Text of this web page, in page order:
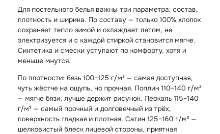
Для постельного белья важны три параметра: состав,
плотность и ширина. По составу — только 100% хлопок
сохраняет тепло зимой и охлаждает летом, не
электризуется и с каждой стиркой становится мягче.
Синтетика и смески уступают по комфорту, хотя и
меньше мнутся.
По плотности: бязь 100–125 г/м² — самая доступная,
чуть жёстче на ощупь, но прочная. Поплин 110–140 г/м²
— мягче бязи, лучше держит рисунок. Перкаль 115–140
г/м² — самый прочный и долговечный из трёх,
поверхность гладкая и плотная. Сатин 125–160 г/м² —
шелковистый блеск лицевой стороны, приятная